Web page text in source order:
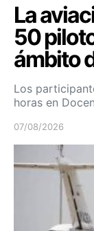
La
50
ámbito
Los
horas en
07/08/2026